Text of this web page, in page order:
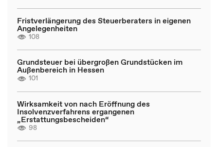
Fristverlängerung des Steuerberaters in eigenen
Angelegenheiten
108
Grundsteuer bei übergroßen Grundstücken im
Außenbereich in Hessen
101
Wirksamkeit von nach Eröffnung des
Insolvenzverfahrens ergangenen
„Erstattungsbescheiden“
98